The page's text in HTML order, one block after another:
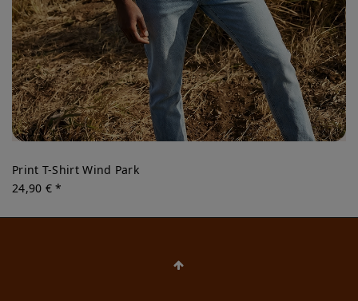
Print T-Shirt Wind Park
24,90 € *